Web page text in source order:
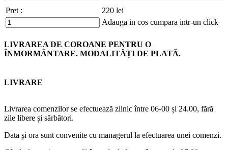
Pret : 220 lei
Adauga in cos cumpara intr-un click
LIVRAREA DE COROANE PENTRU O
ÎNMORMÂNTARE. MODALITĂȚI DE PLATĂ.
LIVRARE
Livrarea comenzilor se efectuează zilnic între 06-00 și 24.00, fără
zile libere și sărbători.
Data și ora sunt convenite cu managerul la efectuarea unei comenzi.